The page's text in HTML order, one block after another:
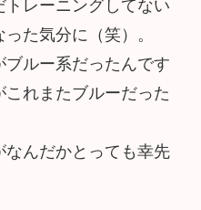
レーニングしてない
た気分に（笑）。
ルー系だったんです
れまたブルーだった
んだかとっても幸先